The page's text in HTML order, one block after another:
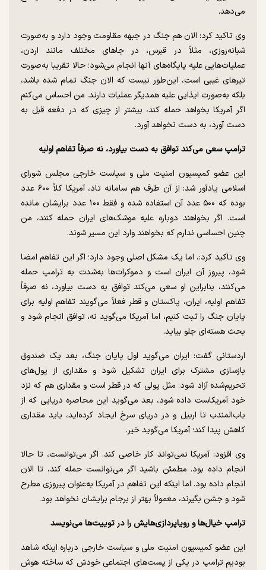
می‌دهد.
وی تاکید کرد: الان هم جنگ در جبهه مقاومت وجود دارد و به‌صورت
شبانه‌روزی، مثلاً در قبرس، در جا‌های مختلف مانند اردن،
عملیات‌هایی علیه پایگاه‌های آنها انجام می‌شود؛ حالا تقریبا به‌صورت
تیر‌های غیبی است، این‌طور نیست که الان جنگ تمام شده باشد،
بلکه به‌صورت ایذایی علیه همدیگر عملیات دارند. من احساس می‌کنم
اگر آمریکا بخواهد حمله کند، بیشتر از چیزی که در دفعه قبل به
دست آورد، به دست نخواهد آورد.
ترامپ سعی می‌کند توافق به دست بیاورد، نه صرفاً تفاهم اولیه
این عضو کمیسیون امنیت ملی و سیاست خارجی مجلس شورای
اسلامی یادآور شد: از آن طرف هم سامانه تاد، آمریکا کلاً ۶۰۰ عدد
بوده که ۵۰۰ عدد آن استفاده شده و فقط ۱۰۰ عدد برایشان مانده
است. اگر بخواهند دوباره علیه موشک‌های ایران حمله کنند، من
چنین احساسی ندارم که بخواهند وارد این مسیر شوند.
وی تاکید کرد:، اما یک مشکل اصلی وجود دارد؛ اگر این تفاهم امضا
شود، پیروز آن ایران است و دموکرات‌ها به‌شدت به ترامپ حمله
می‌کنند، بنابراین او سعی می‌کند توافق به دست بیاورد، نه صرفاً
تفاهم اولیه، ایران، پاکستان و قطر فعلاً می‌گویند تفاهم اولیه برای
پایان جنگ را ثبت کنیم، اما آمریکا می‌گوید نه، توافق انجام شود و
بحث هسته‌ای جلو بیاید.
اردستانی گفت: ایران می‌گوید اول پایان جنگ، بعد یک صندوق
بازسازی مشترک برای ایران تشکیل شود و مقداری از پول‌های
تحریم‌شده آزاد شود؛ مثل پولی که در قطر است و مقداری هم که نزد
خود آمریکاست داده شود، بعد می‌گوید این محاصره دریایی که از
باب‌المندب تا اربیل و در دریای سرخ ایجاد کرده‌اید، باید مقداری
کاهش پیدا کند؛ آمریکا می‌گوید خیر.
وی افزود: آمریکا نمی‌تواند کار خاصی کند. اگر می‌توانست، تا حالا
انجام داده بود. مطمئن باشید اگر می‌توانست حمله کند، تا الان
انجام داده بود. اما اینکه این تفاهم در آمریکا به‌عنوان پیروزی مطرح
شود و جشن بگیرند، معمولاً بهتر از برجام برایشان نخواهد بود.
ترامپ خیال‌ها و رویاپردازی‌هایش را در توییت‌ها می‌نویسد
این عضو کمیسیون امنیت ملی و سیاست خارجی درباره اینکه شاهد
بودیم ترامپ در یکی از پست‌های اجتماعی خودش که ساخته هوش